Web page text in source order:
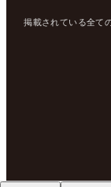
掲載されている全て